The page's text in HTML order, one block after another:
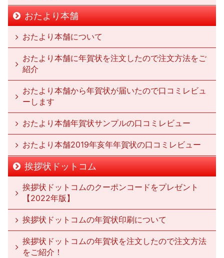
おたより本舗
おたより本舗について
おたより本舗に年賀状を注文したので注文方法をご
紹介
おたより本舗から年賀状が届いたので口コミレビュ
ーします
おたより本舗年賀状サンプルの口コミレビュー
おたより本舗2019年亥年年賀状の口コミレビュー
挨拶状ドットコム
挨拶状ドットコムのクーポンコードをプレゼント
【2022年版】
挨拶状ドットコムの年賀状印刷について
挨拶状ドットコムの年賀状を注文したので注文方法
をご紹介！